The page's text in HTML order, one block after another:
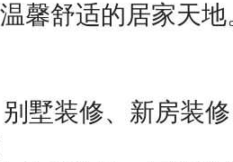
馨舒适的居家天
墅装修、新房装